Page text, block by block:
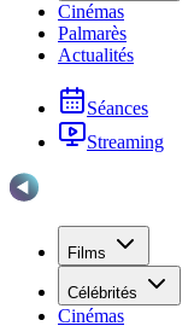
Cinémas
Palmarès
Actualités
Séances
Streaming
Films
Célébrités
Cinémas